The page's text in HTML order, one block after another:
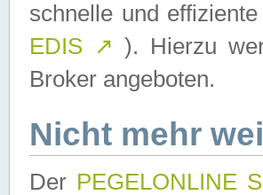
schnelle und
EDIS ↗ ). Hierzu
Broker angeboten.
Nicht mehr
Der PEGELONLINE